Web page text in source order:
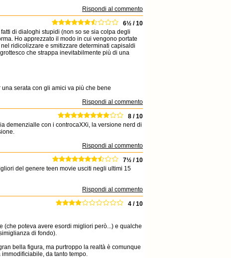
Rispondi al commento
6½ / 10
di dialoghi stupidi (non so se sia colpa degli
Ho apprezzato il modo in cui vengono portate
ridicolizzare e smitizzare determinati capisaldi
che strappa inevitabilmente più di una
serata con gli amici va più che bene
Rispondi al commento
8 / 10
demenzialle con i controcaXXi, la versione nerd di
Rispondi al commento
7½ / 10
del genere teen movie usciti negli ultimi 15
Rispondi al commento
4 / 10
(che poteva avere esordi migliori però...) e qualche
di fondo).
bella figura, ma purtroppo la realtà è comunque
da tanto tempo.